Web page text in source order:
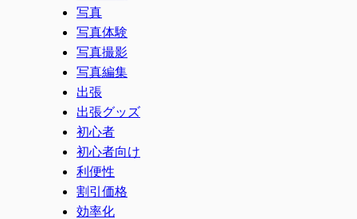
写真
写真体験
写真撮影
写真編集
出張
出張グッズ
初心者
初心者向け
利便性
割引価格
効率化